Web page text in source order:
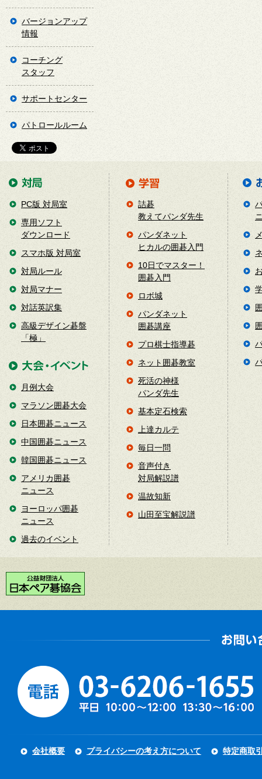
バージョンアップ
情報
コーチング
スタッフ
サポートセンター
パトロールルーム
PC版 対局室
専用ソフト
ダウンロード
スマホ版 対局室
対局ルール
対局マナー
対話英訳集
高級デザイン碁盤
「極」
月例大会
マラソン囲碁大会
日本囲碁ニュース
中国囲碁ニュース
韓国囲碁ニュース
アメリカ囲碁
ニュース
ヨーロッパ囲碁
ニュース
過去のイベント
詰碁
教えてパンダ先生
パンダネット
ヒカルの囲碁入門
10日でマスター！
囲碁入門
ロボ城
パンダネット
囲碁講座
プロ棋士指導碁
ネット囲碁教室
死活の神様
パンダ先生
基本定石検索
上達カルテ
毎日一問
音声付き
対局解説譜
温故知新
山田至宝解説譜
会社概要 プライバシーの考え方について 特定商取